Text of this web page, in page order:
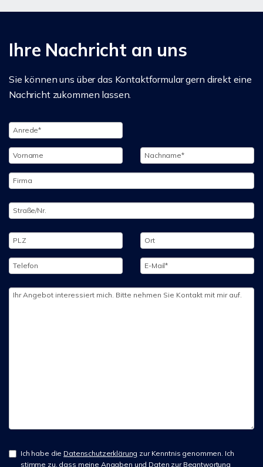
Ihre Nachricht an uns
Sie können uns über das Kontaktformular gern direkt eine
Nachricht zukommen lassen.
Ich habe die Datenschutzerklärung zur Kenntnis genommen. Ich
stimme zu, dass meine Angaben und Daten zur Beantwortung